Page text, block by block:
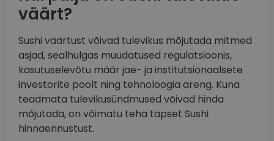
väärt?
Sushi väärtust võivad tulevikus mõjutada mitmed
asjad, sealhulgas muudatused regulatsioonis,
kasutuselevõtu määr jae- ja institutsionaalsete
investorite poolt ning tehnoloogia areng. Kuna
teadmata tulevikusündmused võivad hinda
mõjutada, on võimatu teha täpset Sushi
hinnaennustust.